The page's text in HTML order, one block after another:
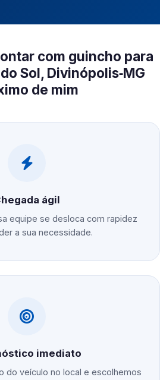
com guincho para
Sol, Divinópolis‑MG
de mim
ágil
equipe se desloca com rapidez
a sua necessidade.
imediato
do veículo no local e escolhemos